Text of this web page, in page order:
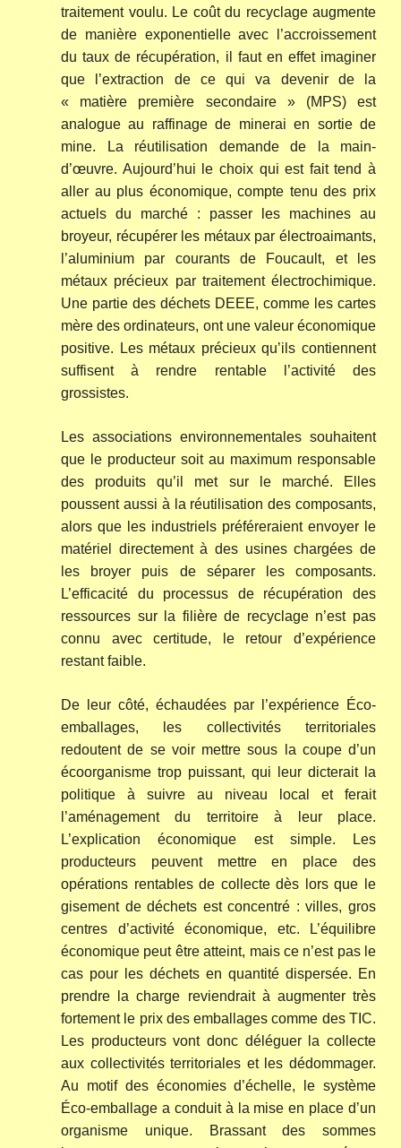
traitement voulu. Le coût du recyclage augmente
de manière exponentielle avec l’accroissement
du taux de récupération, il faut en effet imaginer
que l’extraction de ce qui va devenir de la
« matière première secondaire » (MPS) est
analogue au raffinage de minerai en sortie de
mine. La réutilisation demande de la main-
d’œuvre. Aujourd’hui le choix qui est fait tend à
aller au plus économique, compte tenu des prix
actuels du marché : passer les machines au
broyeur, récupérer les métaux par électroaimants,
l’aluminium par courants de Foucault, et les
métaux précieux par traitement électrochimique.
Une partie des déchets DEEE, comme les cartes
mère des ordinateurs, ont une valeur économique
positive. Les métaux précieux qu’ils contiennent
suffisent à rendre rentable l’activité des
grossistes.
Les associations environnementales souhaitent
que le producteur soit au maximum responsable
des produits qu’il met sur le marché. Elles
poussent aussi à la réutilisation des composants,
alors que les industriels préféreraient envoyer le
matériel directement à des usines chargées de
les broyer puis de séparer les composants.
L’efficacité du processus de récupération des
ressources sur la filière de recyclage n’est pas
connu avec certitude, le retour d’expérience
restant faible.
De leur côté, échaudées par l’expérience Éco-
emballages, les collectivités territoriales
redoutent de se voir mettre sous la coupe d’un
écoorganisme trop puissant, qui leur dicterait la
politique à suivre au niveau local et ferait
l’aménagement du territoire à leur place.
L’explication économique est simple. Les
producteurs peuvent mettre en place des
opérations rentables de collecte dès lors que le
gisement de déchets est concentré : villes, gros
centres d’activité économique, etc. L’équilibre
économique peut être atteint, mais ce n’est pas le
cas pour les déchets en quantité dispersée. En
prendre la charge reviendrait à augmenter très
fortement le prix des emballages comme des TIC.
Les producteurs vont donc déléguer la collecte
aux collectivités territoriales et les dédommager.
Au motif des économies d’échelle, le système
Éco-emballage a conduit à la mise en place d’un
organisme unique. Brassant des sommes